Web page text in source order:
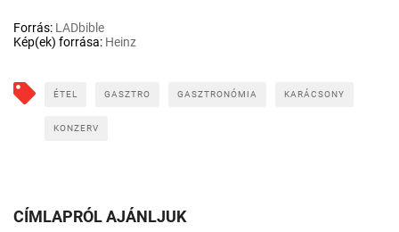
Forrás: LADbible
Kép(ek) forrása: Heinz
ÉTEL GASZTRO GASZTRONÓMIA KARÁCSONY
KONZERV
CÍMLAPRÓL AJÁNLJUK